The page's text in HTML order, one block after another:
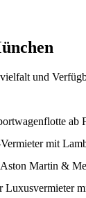
und
mit
Martin &
Luxusvermieter